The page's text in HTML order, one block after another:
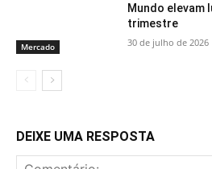
Mercado
Mundo elevam
trimestre
30 de julho de 2026
DEIXE UMA RESPOSTA